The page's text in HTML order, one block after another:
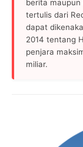
berita
tertulis dari
dapat
2014 tentang
penjara
miliar.